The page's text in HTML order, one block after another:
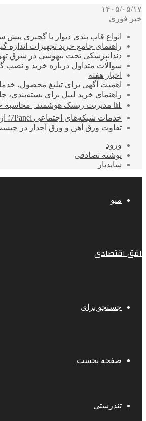
۱۴۰۵/۰۵/۱۷
خبر فوری
انواع قاب بندی دیوار با گچبری
راهنمای جامع خرید تجهیزات اندازه
دندانپزشکی تحت بیهوشی در شرق
سوالات متداول درباره خرید و
اخبار هفته
اهمیت آگهی برای تبلیغ محصول،
راهنمای خرید لیبل برای
📊 مدیریت ریسک هوشمند | محاسبه
خدمات شبکه‌های اجتماعی 7Panel؛ از جذب مخاطب تا افزایش درآمد
تفاوت ورق آهن و ورق آجدار در
ورود
نوشته تصادفی
سایدبار
منو
افق اقتصادی
جستجو برای
صفحه نخست
تندرستی